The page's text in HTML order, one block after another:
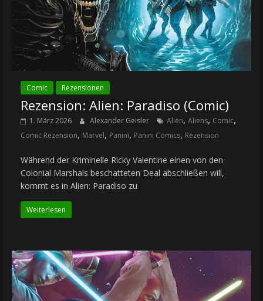
Comic Rezensionen
Rezension: Alien: Paradiso (Comic)
1. März 2026 Alexander Geisler Alien, Aliens, Comic,
Comic Rezension, Marvel, Panini, Panini Comics, Rezension
Während der Kriminelle Ricky Valentine einen von den
Colonial Marshals beschatteten Deal abschließen will,
kommt es in Alien: Paradiso zu
Weiterlesen